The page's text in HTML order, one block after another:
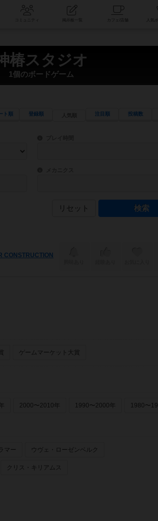
コミュニティ
椿スタジオ
1個のボードゲーム
ト順 登録順 注目順 投稿数
目安となる所要時間を指定することができ
指定することができます。直感的にゲームシステムを理
ゲーム性を構成するコアシステムです。
リセット
CONSTRUCTION
ゲームマーケット大賞
2000〜2010年 1990〜2000年 1980〜
マー ウヴェ・ローゼンベルク
クリス・キリアムス